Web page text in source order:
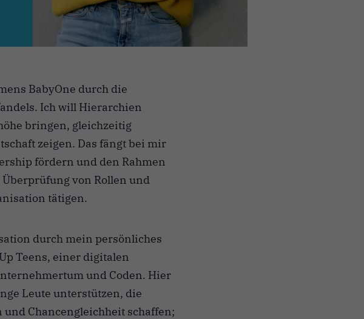
BabyOne durch die
Ich will Hierarchien
bringen, gleichzeitig
zeigen. Das fängt bei mir
fördern und den Rahmen
von Rollen und
tätigen.
durch mein persönliches
Teens, einer digitalen
und Coden. Hier
Leute unterstützen, die
Chancengleichheit schaffen;